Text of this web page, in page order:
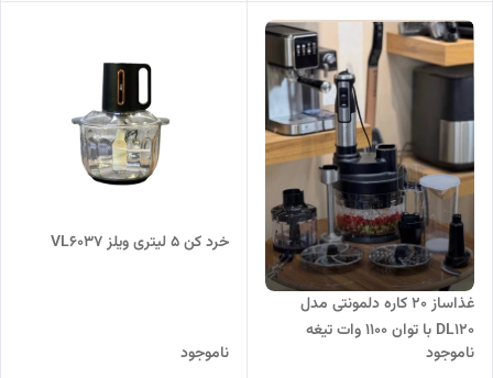
غذاساز ۲۰ کاره دلمونتی مدل
DL120 با توان ۱۱۰۰ وات تیغه
استیل
ناموجود
خرد کن 5 لیتری ویلز VL6037
ناموجود